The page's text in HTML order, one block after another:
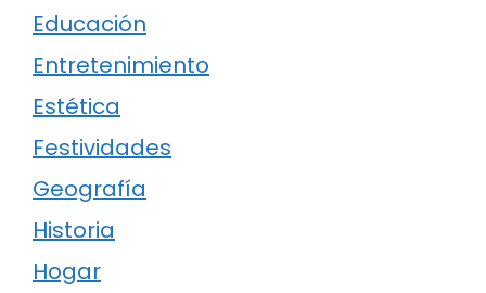
Educación
Entretenimiento
Estética
Festividades
Geografía
Historia
Hogar